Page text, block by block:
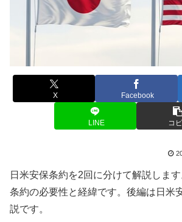
X Facebook
LINE コ
日米安保条約を2回に分けて解説しま
条約の必要性と経緯です。後編は日米
説です。